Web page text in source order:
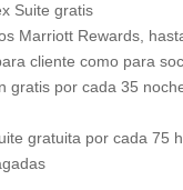
Suite gratis
Marriott Rewards,
cliente como para
gratis por cada 35
gratuita por cada 75